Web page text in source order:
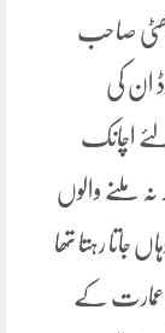
صاحب
میں 7 کلب روڈ ان کی
اچانک
نہ ملنے والوں
جاتا رہتا تھا
عمارت کے